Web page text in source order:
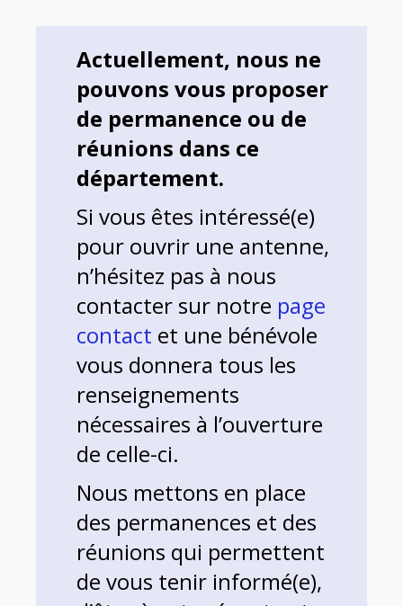
Actuellement, nous ne
pouvons vous proposer
de permanence ou de
réunions dans ce
département.
Si vous êtes intéressé(e)
pour ouvrir une antenne,
n’hésitez pas à nous
contacter sur notre page
contact et une bénévole
vous donnera tous les
renseignements
nécessaires à l’ouverture
de celle-ci.
Nous mettons en place
des permanences et des
réunions qui permettent
de vous tenir informé(e),